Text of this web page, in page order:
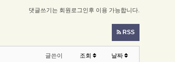
댓글쓰기는 회원로그인후 이용 가능합니다.
RSS
글쓴이 조회 날짜